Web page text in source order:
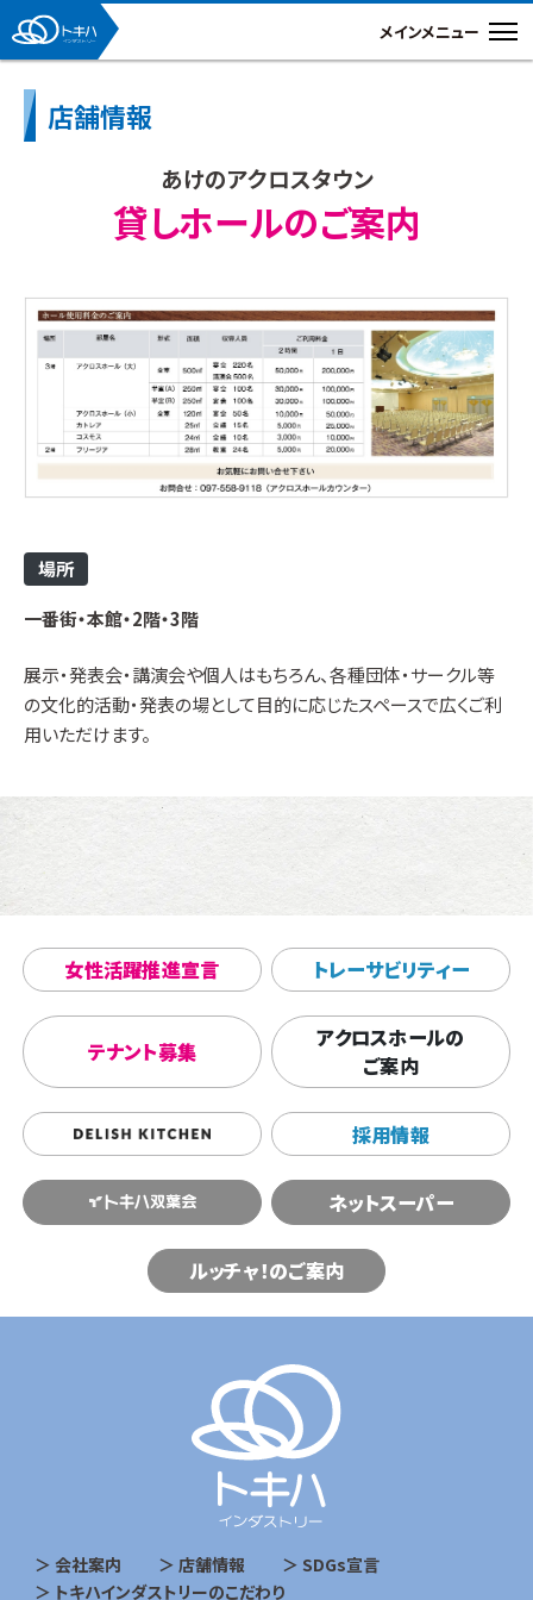
店舗情報
あけのアクロスタウン
貸しホールのご案内
場所
一番街・本館・2階・3階
展示・発表会・講演会や個人はもちろん、各種団体・サークル等
の文化的活動・発表の場として目的に応じたスペースで広くご利
用いただけます。
女性活躍推進宣言 トレーサビリティー
テナント募集
アクロスホールの
ご案内
採用情報
ネットスーパー
ルッチャ！のご案内
会社案内 店舗情報
SDGs宣言
トキハインダストリーのこだわり